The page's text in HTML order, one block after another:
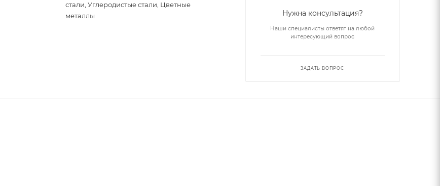
стали, Углеродистые стали, Цветные
металлы
Нужна консультация?
Наши специалисты ответят на любой
интересующий вопрос
ЗАДАТЬ ВОПРОС